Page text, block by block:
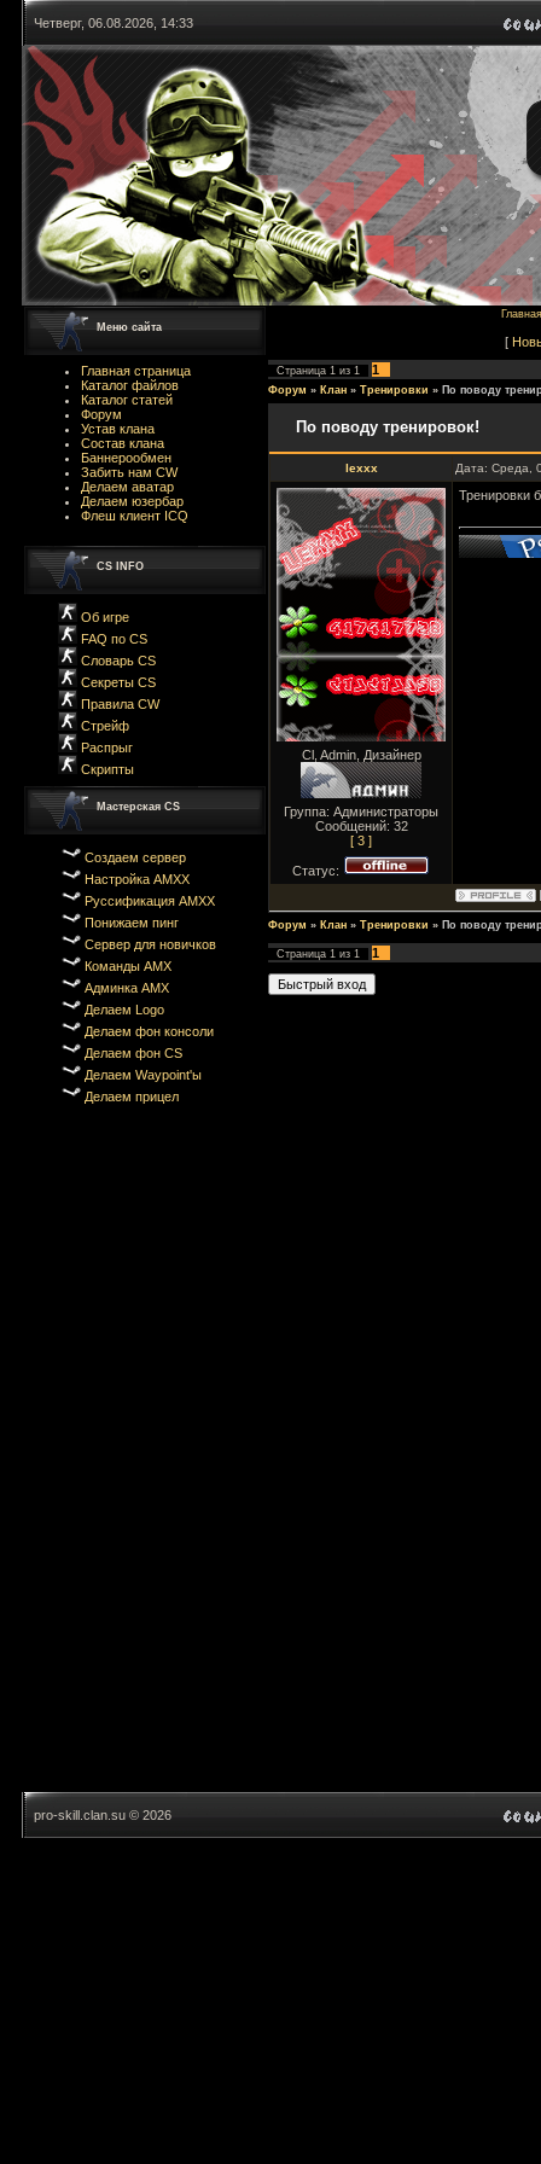
Четверг, 06.08.2026, 14:33
Меню сайта
Главная страница
Каталог файлов
Каталог статей
Форум
Устав клана
Состав клана
Баннерообмен
Забить нам CW
Делаем аватар
Делаем юзербар
Флеш клиент ICQ
CS INFO
Об игре
FAQ по CS
Словарь CS
Секреты CS
Правила CW
Стрейф
Распрыг
Скрипты
Мастерская CS
Создаем сервер
Настройка AMXX
Руссификация AMXX
Понижаем пинг
Сервер для новичков
Команды AMX
Админка AMX
Делаем Logo
Делаем фон консоли
Делаем фон CS
Делаем Waypoint'ы
Делаем прицел
Главная
[
Страница 1 из 1 1
Форум » Клан » Тренировки » По поводу
По поводу тренировок!
lexxx Дата: Среда,
Cl, Admin, Дизайнер
Группа: Администраторы
Сообщений: 32
[ 3 ]
Статус:
Тренировки
Форум » Клан » Тренировки » По поводу
Страница 1 из 1 1
pro-skill.clan.su © 2026